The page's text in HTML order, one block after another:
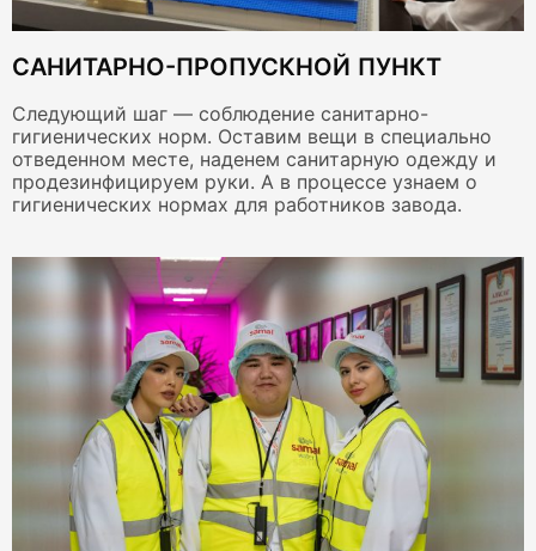
САНИТАРНО-ПРОПУСКНОЙ ПУНКТ
Следующий шаг — соблюдение санитарно-
гигиенических норм. Оставим вещи в специально
отведенном месте, наденем санитарную одежду и
продезинфицируем руки. А в процессе узнаем о
гигиенических нормах для работников завода.